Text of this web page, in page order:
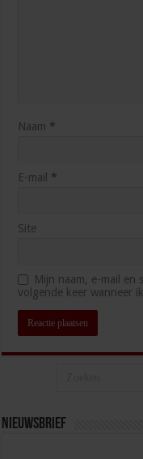
Naam *
E-mail *
Site
Mijn naam, e-mail en
volgende keer wanneer
Nieuwsbrief